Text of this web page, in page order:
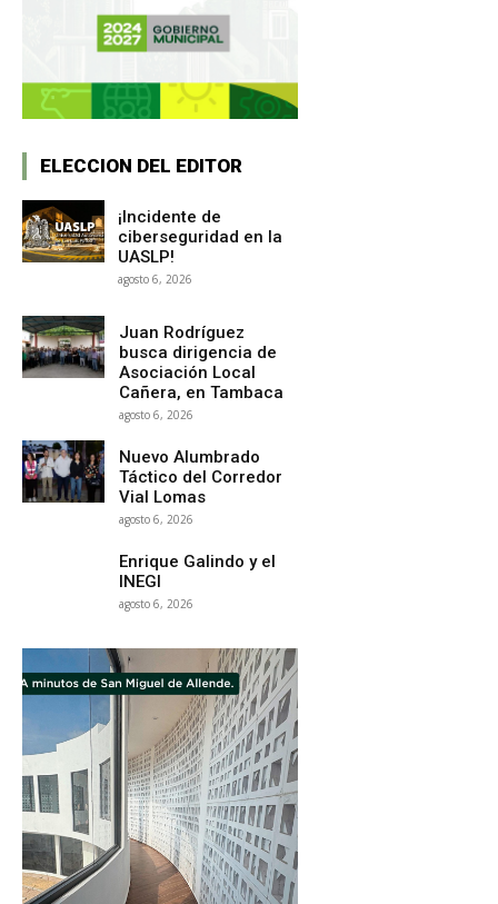
ELECCION DEL EDITOR
¡Incidente de
ciberseguridad en la
UASLP!
agosto 6, 2026
Juan Rodríguez
busca dirigencia de
Asociación Local
Cañera, en Tambaca
agosto 6, 2026
Nuevo Alumbrado
Táctico del Corredor
Vial Lomas
agosto 6, 2026
Enrique Galindo y el
INEGI
agosto 6, 2026